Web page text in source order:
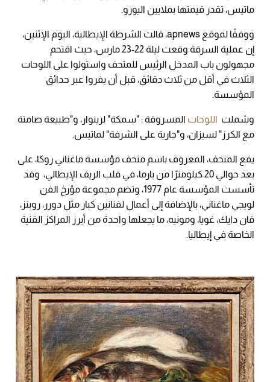
ماتيس، تقدر قيمتها بملايين اليورو.
ووفقًا لموقع apnews، قالت الشرطة الإيطالية، اليوم الإثنين،
إن عملية السرقة وقعت ليلة 22-23 مارس، حيث اقتحم
مجهولون باب المدخل الرئيس للمتحف واستولوا على اللوحات
الثلاث في أقل من ثلاث دقائق، قبل أن يفروا عبر حدائق
المؤسسة.
وشملت اللوحات المسروقة : "سمكة" لرينوار، و"طبيعة صامتة
مع الكرز" لسيزان، و"جارية على الشرفة" لماتيس.
يقع المتحف، المعروف باسم متحف مؤسسة ماغناني روكا، على
بعد حوالي 20 كيلومترًا من بارما، في قلب الريف الإيطالي، وقد
تأسست المؤسسة عام 1977، وتضم مجموعة مؤرخ الفن
لويجي ماغناني، بالإضافة إلى أعمال لفنانين كبار مثل دورر، روبنز،
فان دايك، غويا، ومونيه، ما يجعلها واحدة من أبرز المراكز الفنية
الخاصة في إيطاليا.